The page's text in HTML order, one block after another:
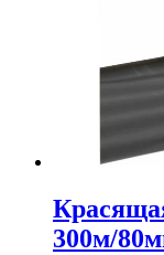
300м/